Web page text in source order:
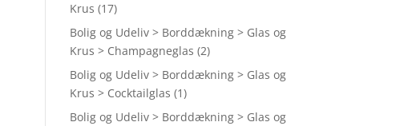
Krus (17)
Bolig og Udeliv > Borddækning > Glas og
Krus > Champagneglas (2)
Bolig og Udeliv > Borddækning > Glas og
Krus > Cocktailglas (1)
Bolig og Udeliv > Borddækning > Glas og